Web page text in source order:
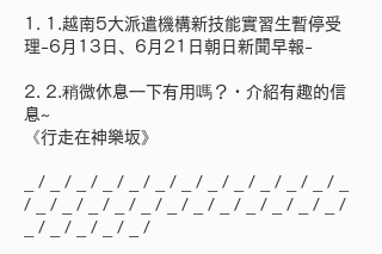
1. 1.越南5大派遣機構新技能實習生暫停受
理-6月13日、6月21日朝日新聞早報-
2. 2.稍微休息一下有用嗎？・介紹有趣的信
息~
《行走在神樂坂》
_ / _ / _ / _ / _ / _ / _ / _ / _ / _ / _ / _ / _
/ _ / _ / _ / _ / _ / _ / _ / _ / _ / _ / _ / _ /
_ / _ / _ / _ / _ /